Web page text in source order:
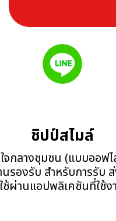
ชิปป์สไมล์
างชุมชน (แบบออฟ
รองรับ สำหรับการรั
ผ่านแอปพลิเคชันที่ใช้